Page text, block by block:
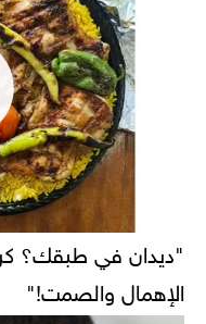
"ديدان في طبقك؟
الإهمال والصمت!"